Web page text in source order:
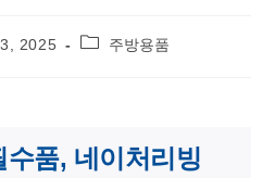
2025
Post 주방용품
품, 네이처리빙